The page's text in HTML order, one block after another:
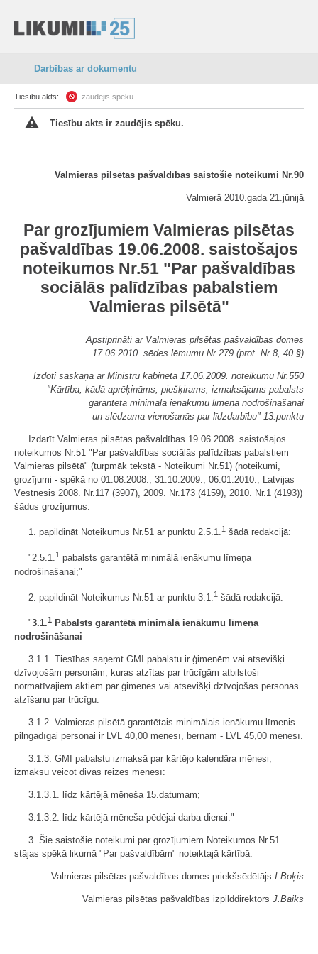
Darbības ar dokumentu
Tiesību akts: zaudējis spēku
Tiesību akts ir zaudējis spēku.
Valmieras pilsētas pašvaldības saistošie noteikumi Nr.90
Valmierā 2010.gada 21.jūnijā
Par grozījumiem Valmieras pilsētas
pašvaldības 19.06.2008. saistošajos
noteikumos Nr.51 "Par pašvaldības
sociālās palīdzības pabalstiem
Valmieras pilsētā"
Apstiprināti ar Valmieras pilsētas pašvaldības domes
17.06.2010. sēdes lēmumu Nr.279 (prot. Nr.8, 40.§)
Izdoti saskaņā ar Ministru kabineta 17.06.2009. noteikumu Nr.550
"Kārtība, kādā aprēķināms, piešķirams, izmaksājams pabalsts
garantētā minimālā ienākumu līmeņa nodrošināšanai
un slēdzama vienošanās par līdzdarbību" 13.punktu
Izdarīt Valmieras pilsētas pašvaldības 19.06.2008. saistošajos
noteikumos Nr.51 "Par pašvaldības sociālās palīdzības pabalstiem
Valmieras pilsētā" (turpmāk tekstā - Noteikumi Nr.51) (noteikumi,
grozījumi - spēkā no 01.08.2008., 31.10.2009., 06.01.2010.; Latvijas
Vēstnesis 2008. Nr.117 (3907), 2009. Nr.173 (4159), 2010. Nr.1 (4193))
šādus grozījumus:
1. papildināt Noteikumus Nr.51 ar punktu 2.5.1.1 šādā redakcijā:
"2.5.1.1 pabalsts garantētā minimālā ienākumu līmeņa
nodrošināšanai;"
2. papildināt Noteikumus Nr.51 ar punktu 3.1. 1 šādā redakcijā:
"3.1.1 Pabalsts garantētā minimālā ienākumu līmeņa
nodrošināšanai
3.1.1. Tiesības saņemt GMI pabalstu ir ģimenēm vai atsevišķi
dzīvojošām personām, kuras atzītas par trūcīgām atbilstoši
normatīvajiem aktiem par ģimenes vai atsevišķi dzīvojošas personas
atzīšanu par trūcīgu.
3.1.2. Valmieras pilsētā garantētais minimālais ienākumu līmenis
pilngadīgai personai ir LVL 40,00 mēnesī, bērnam - LVL 45,00 mēnesī.
3.1.3. GMI pabalstu izmaksā par kārtējo kalendāra mēnesi,
izmaksu veicot divas reizes mēnesī:
3.1.3.1. līdz kārtējā mēneša 15.datumam;
3.1.3.2. līdz kārtējā mēneša pēdējai darba dienai."
3. Šie saistošie noteikumi par grozījumiem Noteikumos Nr.51
stājas spēkā likumā "Par pašvaldībām" noteiktajā kārtībā.
Valmieras pilsētas pašvaldības domes priekšsēdētājs I.Boķis
Valmieras pilsētas pašvaldības izpilddirektors J.Baiks